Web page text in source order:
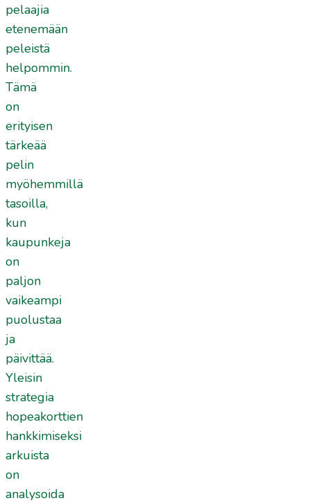
pelaajia
etenemään
peleistä
helpommin.
Tämä
on
erityisen
tärkeää
pelin
myöhemmillä
tasoilla,
kun
kaupunkeja
on
paljon
vaikeampi
puolustaa
ja
päivittää.
Yleisin
strategia
hopeakorttien
hankkimiseksi
arkuista
on
analysoida